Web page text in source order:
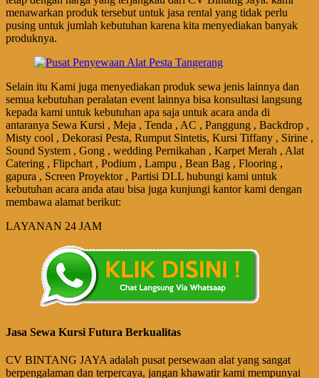
menawarkan produk tersebut untuk jasa rental yang tidak perlu
pusing untuk jumlah kebutuhan karena kita menyediakan banyak
produknya.
Selain itu Kami juga menyediakan produk sewa jenis lainnya dan
semua kebutuhan peralatan event lainnya bisa konsultasi langsung
kepada kami untuk kebutuhan apa saja untuk acara anda di
antaranya Sewa Kursi , Meja , Tenda , AC , Panggung , Backdrop ,
Misty cool , Dekorasi Pesta, Rumput Sintetis, Kursi Tiffany , Sirine ,
Sound System , Gong , wedding Pernikahan , Karpet Merah , Alat
Catering , Flipchart , Podium , Lampu , Bean Bag , Flooring ,
gapura , Screen Proyektor , Partisi DLL hubungi kami untuk
kebutuhan acara anda atau bisa juga kunjungi kantor kami dengan
membawa alamat berikut:
LAYANAN 24 JAM
Jasa Sewa Kursi Futura Berkualitas
CV BINTANG JAYA adalah pusat persewaan alat yang sangat
berpengalaman dan terpercaya, jangan khawatir kami mempunyai